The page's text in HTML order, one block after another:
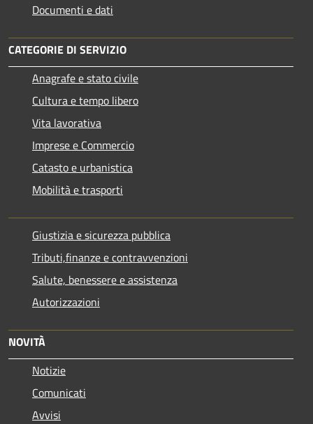
Documenti e dati
CATEGORIE DI SERVIZIO
Anagrafe e stato civile
Cultura e tempo libero
Vita lavorativa
Imprese e Commercio
Catasto e urbanistica
Mobilità e trasporti
Giustizia e sicurezza pubblica
Tributi,finanze e contravvenzioni
Salute, benessere e assistenza
Autorizzazioni
NOVITÀ
Notizie
Comunicati
Avvisi